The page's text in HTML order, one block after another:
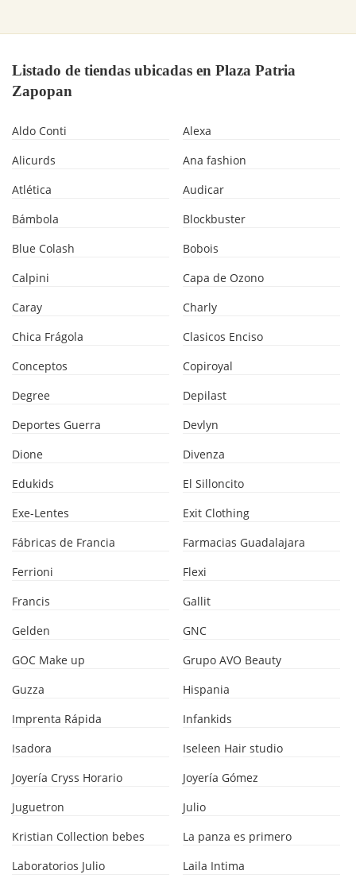
Listado de tiendas ubicadas en Plaza Patria
Zapopan
Aldo Conti
Alexa
Alicurds
Ana fashion
Atlética
Audicar
Bámbola
Blockbuster
Blue Colash
Bobois
Calpini
Capa de Ozono
Caray
Charly
Chica Frágola
Clasicos Enciso
Conceptos
Copiroyal
Degree
Depilast
Deportes Guerra
Devlyn
Dione
Divenza
Edukids
El Silloncito
Exe-Lentes
Exit Clothing
Fábricas de Francia
Farmacias Guadalajara
Ferrioni
Flexi
Francis
Gallit
Gelden
GNC
GOC Make up
Grupo AVO Beauty
Guzza
Hispania
Imprenta Rápida
Infankids
Isadora
Iseleen Hair studio
Joyería Cryss Horario
Joyería Gómez
Juguetron
Julio
Kristian Collection bebes
La panza es primero
Laboratorios Julio
Laila Intima